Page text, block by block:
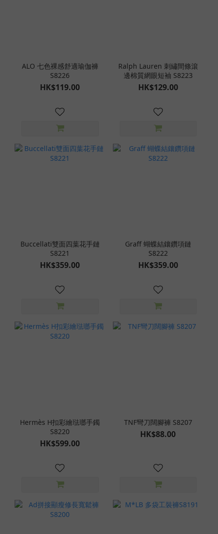
ALO 七色裸感舒適瑜伽褲
S8226
HK$119.00
Ralph Lauren 刺繡間條滾
邊棉質網眼短袖 S8223
HK$129.00
Buccellati雙面四葉花手鏈
S8221
HK$359.00
Graff 蝴蝶結鑲鑽項鏈
S8222
HK$359.00
Hermès H扣彩繪琺瑯手鐲
S8220
HK$599.00
TNF彎刀闊腳褲 S8207
HK$88.00